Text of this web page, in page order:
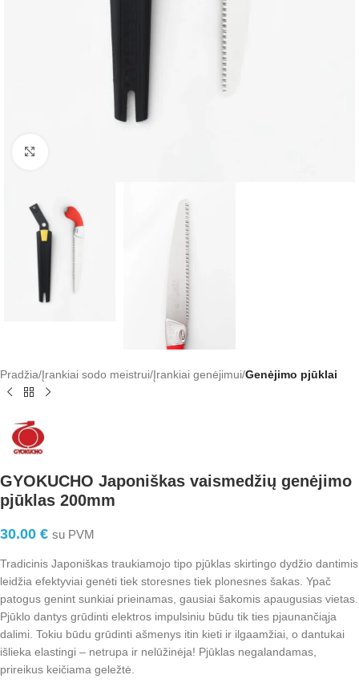
Pradžia Įrankiai sodo meistrui Įrankiai genėjimui Genėjimo pjūklai
GYOKUCHO Japoniškas vaismedžių genėjimo
pjūklas 200mm
30.00 € su PVM
Tradicinis Japoniškas traukiamojo tipo pjūklas skirtingo dydžio dantimis
leidžia efektyviai genėti tiek storesnes tiek plonesnes šakas. Ypač
patogus genint sunkiai prieinamas, gausiai šakomis apaugusias vietas.
Pjūklo dantys grūdinti elektros impulsiniu būdu tik ties pjaunančiąja
dalimi. Tokiu būdu grūdinti ašmenys itin kieti ir ilgaamžiai, o dantukai
išlieka elastingi – netrupa ir nelūžinėja! Pjūklas negalandamas,
prireikus keičiama geležtė.